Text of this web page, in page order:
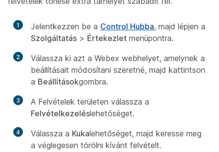
1 Jelentkezzen be a Control Hubba, majd lépjen a
Szolgáltatás > Értekezlet menüpontra.
2
Válassza ki azt a Webex webhelyet, amelynek a
beállításait módosítani szeretné, majd kattintson
a Beállításokgombra.
3 A Felvételek területen válassza a
Felvételkezeléslehetőséget.
4 Válassza a Kukalehetőséget, majd keresse meg
a véglegesen törölni kívánt felvételt.